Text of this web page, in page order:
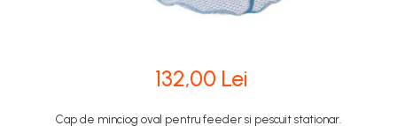
132,00 Lei
Cap de minciog oval pentru feeder si pescuit stationar.